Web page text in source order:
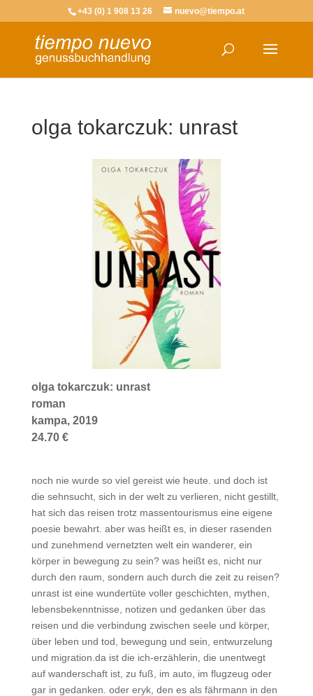
+43 (0) 1 908 13 26 nuevo@tiempo.at
olga tokarczuk: unrast
olga tokarczuk: unrast
roman
kampa, 2019
24.70 €
noch nie wurde so viel gereist wie heute. und doch ist
die sehnsucht, sich in der welt zu verlieren, nicht gestillt,
hat sich das reisen trotz massentourismus eine eigene
poesie bewahrt. aber was heißt es, in dieser rasenden
und zunehmend vernetzten welt ein wanderer, ein
körper in bewegung zu sein? was heißt es, nicht nur
durch den raum, sondern auch durch die zeit zu reisen?
unrast ist eine wundertüte voller geschichten, mythen,
lebensbekenntnisse, notizen und gedanken über das
reisen und die verbindung zwischen seele und körper,
über leben und tod, bewegung und sein, entwurzelung
und migration.da ist die ich-erzählerin, die unentwegt
auf wanderschaft ist, zu fuß, im auto, im flugzeug oder
gar in gedanken. oder eryk, den es als fährmann in den